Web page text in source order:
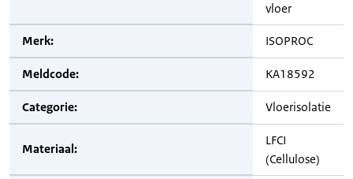
vloer
Merk: ISOPROC
Meldcode: KA18592
Categorie: Vloerisolatie
Materiaal:
LFCI
(Cellulose)